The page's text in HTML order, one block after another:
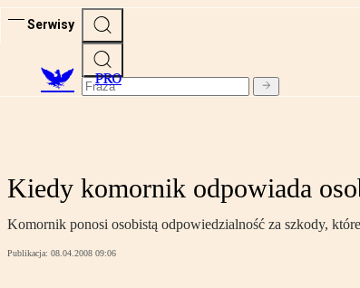
Serwisy
PRO
Kiedy komornik odpowiada
Komornik ponosi osobistą odpowiedzialność za szkody,
Publikacja: 08.04.2008 09:06